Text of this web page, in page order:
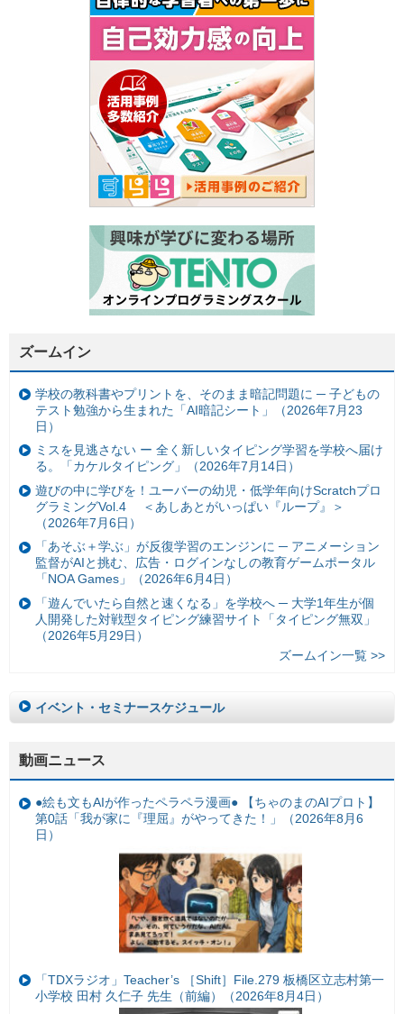
ズームイン
学校の教科書やプリントを、そのまま暗記問題に ─ 子どもの
テスト勉強から生まれた「AI暗記シート」（2026年7月23
日）
ミスを見逃さない ー 全く新しいタイピング学習を学校へ届け
る。「カケルタイピング」（2026年7月14日）
遊びの中に学びを！ユーバーの幼児・低学年向けScratchプロ
グラミングVol.4 ＜あしあとがいっぱい『ループ』＞
（2026年7月6日）
「あそぶ＋学ぶ」が反復学習のエンジンに ─ アニメーション
監督がAIと挑む、広告・ログインなしの教育ゲームポータル
「NOA Games」（2026年6月4日）
「遊んでいたら自然と速くなる」を学校へ ─ 大学1年生が個
人開発した対戦型タイピング練習サイト「タイピング無双」
（2026年5月29日）
ズームイン一覧 >>
イベント・セミナースケジュール
動画ニュース
●絵も文もAIが作ったペラペラ漫画● 【ちゃのまのAIプロト】
第0話「我が家に『理屈』がやってきた！」（2026年8月6
日）
「TDXラジオ」Teacher’s ［Shift］File.279 板橋区立志村第一
小学校 田村 久仁子 先生（前編）（2026年8月4日）